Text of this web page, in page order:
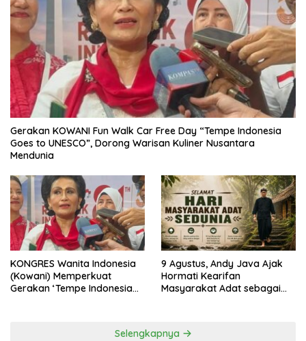
Gerakan KOWANI Fun Walk Car Free Day “Tempe Indonesia
Goes to UNESCO”, Dorong Warisan Kuliner Nusantara
Mendunia
KONGRES Wanita Indonesia
(Kowani) Memperkuat
Gerakan ‘Tempe Indonesia
9 Agustus, Andy Java Ajak
Hormati Kearifan
Masyarakat Adat sebagai
Selengkapnya